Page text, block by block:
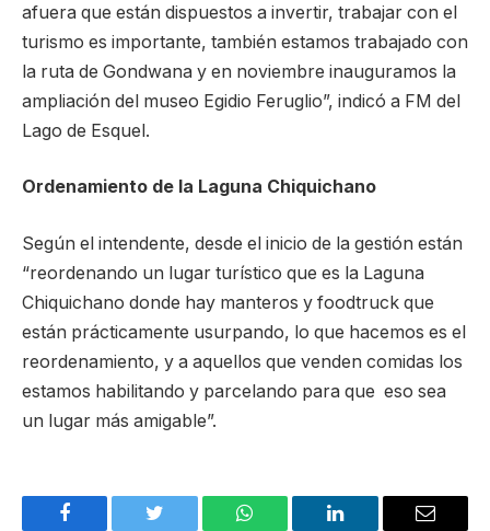
afuera que están dispuestos a invertir, trabajar con el
turismo es importante, también estamos trabajado con
la ruta de Gondwana y en noviembre inauguramos la
ampliación del museo Egidio Feruglio”, indicó a FM del
Lago de Esquel.
Ordenamiento de la Laguna Chiquichano
Según el intendente, desde el inicio de la gestión están
“reordenando un lugar turístico que es la Laguna
Chiquichano donde hay manteros y foodtruck que
están prácticamente usurpando, lo que hacemos es el
reordenamiento, y a aquellos que venden comidas los
estamos habilitando y parcelando para que eso sea
un lugar más amigable”.